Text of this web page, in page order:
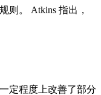
则。 Atkins 指出，
定程度上改善了部分